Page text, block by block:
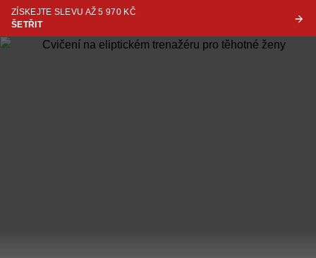
ZÍSKEJTE SLEVU AŽ 5 970 KČ
ŠETŘIT